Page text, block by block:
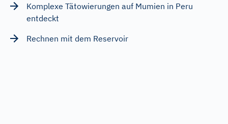
Komplexe Tätowierungen auf Mumien in Peru
entdeckt
Rechnen mit dem Reservoir